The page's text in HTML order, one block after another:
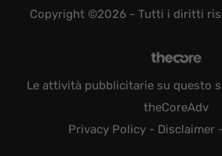
Copyright ©2026 - Tutti i diritti
Le attività pubblicitarie su questo
theCoreAdv
Privacy Policy- Disclaimer-